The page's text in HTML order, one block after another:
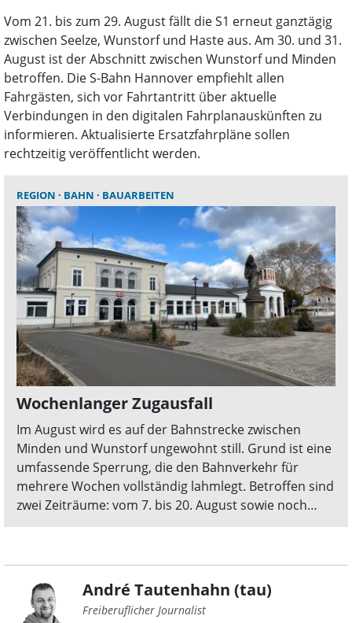
Vom 21. bis zum 29. August fällt die S1 erneut ganztägig
zwischen Seelze, Wunstorf und Haste aus. Am 30. und 31.
August ist der Abschnitt zwischen Wunstorf und Minden
betroffen. Die S-Bahn Hannover empfiehlt allen
Fahrgästen, sich vor Fahrtantritt über aktuelle
Verbindungen in den digitalen Fahrplanauskünften zu
informieren. Aktualisierte Ersatzfahrpläne sollen
rechtzeitig veröffentlicht werden.
REGION BAHN BAUARBEITEN
Wochenlanger Zugausfall
Im August wird es auf der Bahnstrecke zwischen
Minden und Wunstorf ungewohnt still. Grund ist eine
umfassende Sperrung, die den Bahnverkehr für
mehrere Wochen vollständig lahmlegt. Betroffen sind
zwei Zeiträume: vom 7. bis 20. August sowie noch
André Tautenhahn (tau)
Freiberuflicher Journalist